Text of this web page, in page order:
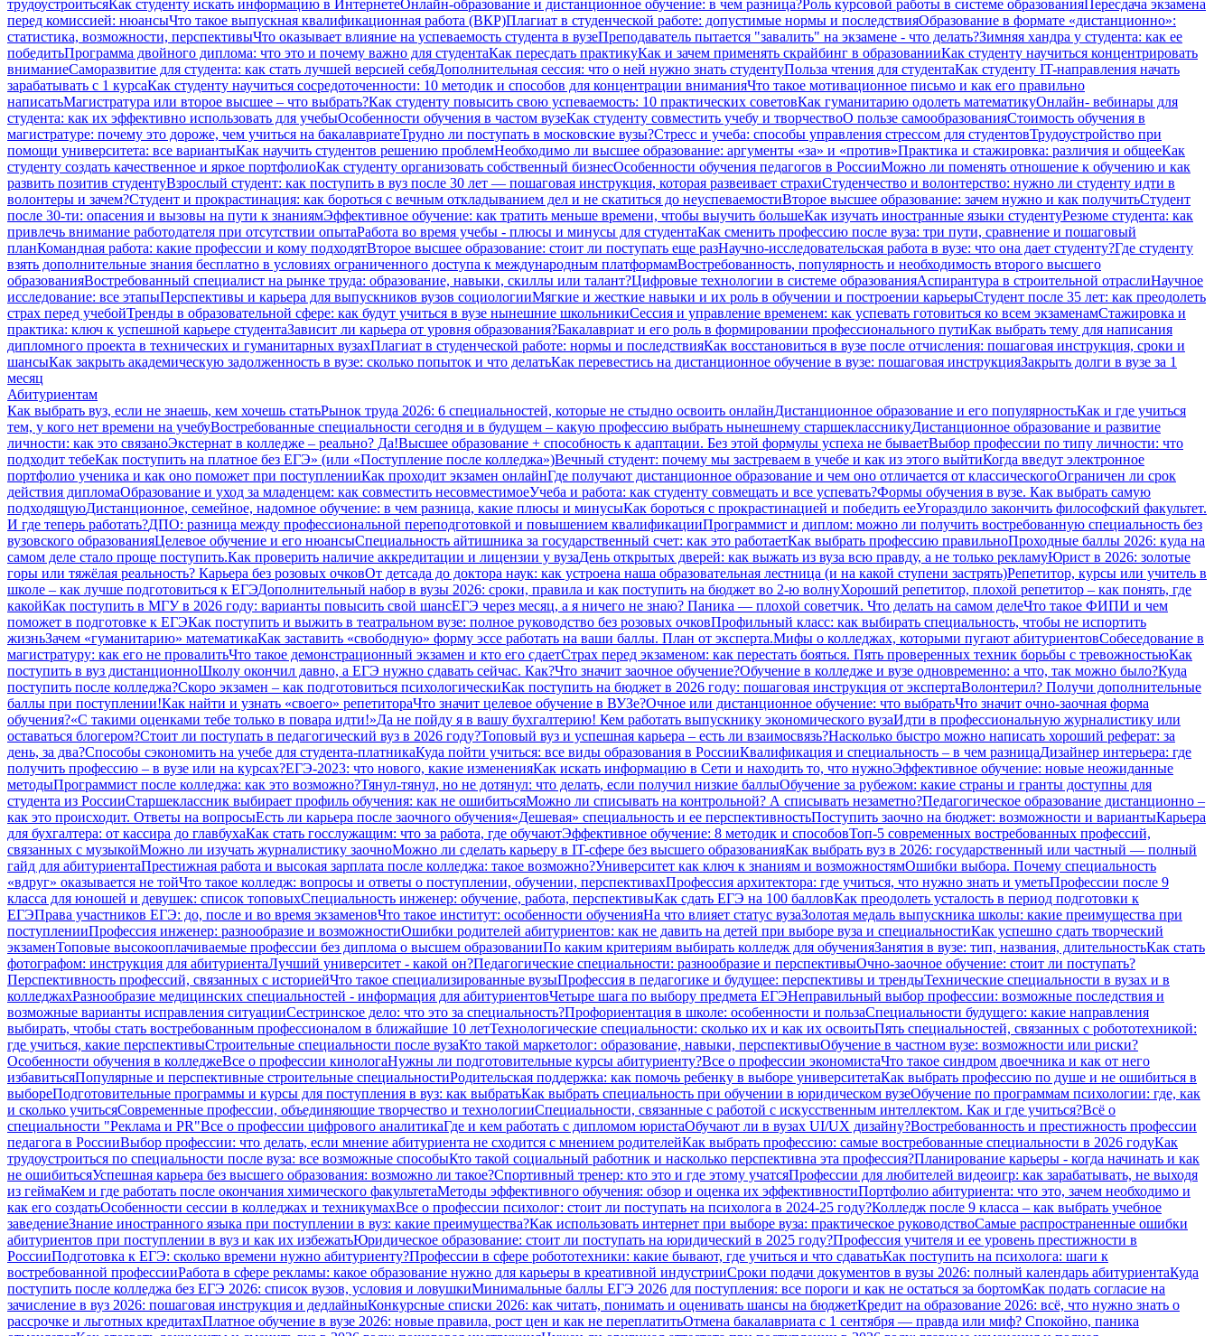
трудоустроитьсяКак студенту искать информацию в ИнтернетеОнлайн-образование и дистанционное обучение: в чем разница?Роль курсовой работы в системе образованияПересдача экзамена
перед комиссией: нюансыЧто такое выпускная квалификационная работа (ВКР)Плагиат в студенческой работе: допустимые нормы и последствияОбразование в формате «дистанционно»:
статистика, возможности, перспективыЧто оказывает влияние на успеваемость студента в вузеПреподаватель пытается "завалить" на экзамене - что делать?Зимняя хандра у студента: как ее
победитьПрограмма двойного диплома: что это и почему важно для студентаКак пересдать практикуКак и зачем применять скрайбинг в образованииКак студенту научиться концентрировать
вниманиеСаморазвитие для студента: как стать лучшей версией себяДополнительная сессия: что о ней нужно знать студентуПольза чтения для студентаКак студенту IT-направления начать
зарабатывать с 1 курсаКак студенту научиться сосредоточенности: 10 методик и способов для концентрации вниманияЧто такое мотивационное письмо и как его правильно
написатьМагистратура или второе высшее – что выбрать?Как студенту повысить свою успеваемость: 10 практических советовКак гуманитарию одолеть математикуОнлайн- вебинары для
студента: как их эффективно использовать для учебыОсобенности обучения в частом вузеКак студенту совместить учебу и творчествоО пользе самообразованияСтоимость обучения в
магистратуре: почему это дороже, чем учиться на бакалавриатеТрудно ли поступать в московские вузы?Стресс и учеба: способы управления стрессом для студентовТрудоустройство при
помощи университета: все вариантыКак научить студентов решению проблемНеобходимо ли высшее образование: аргументы «за» и «против»Практика и стажировка: различия и общееКак
студенту создать качественное и яркое портфолиоКак студенту организовать собственный бизнесОсобенности обучения педагогов в РоссииМожно ли поменять отношение к обучению и как
развить позитив студентуВзрослый студент: как поступить в вуз после 30 лет — пошаговая инструкция, которая развеивает страхиСтуденчество и волонтерство: нужно ли cтуденту идти в
волонтеры и зачем?Студент и прокрастинация: как бороться с вечным откладыванием дел и не скатиться до неуспеваемостиВторое высшее образование: зачем нужно и как получитьСтудент
после 30-ти: опасения и вызовы на пути к знаниямЭффективное обучение: как тратить меньше времени, чтобы выучить большеКак изучать иностранные языки студентуРезюме студента: как
привлечь внимание работодателя при отсутствии опытаРабота во время учебы - плюсы и минусы для студентаКак сменить профессию после вуза: три пути, сравнение и пошаговый
планКомандная работа: какие профессии и кому подходятВторое высшее образование: стоит ли поступать еще разНаучно-исследовательская работа в вузе: что она дает студенту?Где студенту
взять дополнительные знания бесплатно в условиях ограниченного доступа к международным платформамВостребованность, популярность и необходимость второго высшего
образованияВостребованный специалист на рынке труда: образование, навыки, скиллы или талант?Цифровые технологии в системе образованияАспирантура в строительной отраслиНаучное
исследование: все этапыПерспективы и карьера для выпускников вузов социологииМягкие и жесткие навыки и их роль в обучении и построении карьерыСтудент после 35 лет: как преодолеть
страх перед учебойТренды в образовательной сфере: как будут учиться в вузе нынешние школьникиСессия и управление временем: как успевать готовиться ко всем экзаменамСтажировка и
практика: ключ к успешной карьере студентаЗависит ли карьера от уровня образования?Бакалавриат и его роль в формировании профессионального путиКак выбрать тему для написания
дипломного проекта в технических и гуманитарных вузахПлагиат в студенческой работе: нормы и последствияКак восстановиться в вузе после отчисления: пошаговая инструкция, сроки и
шансыКак закрыть академическую задолженность в вузе: сколько попыток и что делатьКак перевестись на дистанционное обучение в вузе: пошаговая инструкцияЗакрыть долги в вузе за 1
месяц
Абитуриентам
Как выбрать вуз, если не знаешь, кем хочешь статьРынок труда 2026: 6 специальностей, которые не стыдно освоить онлайнДистанционное образование и его популярностьКак и где учиться
тем, у кого нет времени на учебуВостребованные специальности сегодня и в будущем – какую профессию выбрать нынешнему старшеклассникуДистанционное образование и развитие
личности: как это связаноЭкстернат в колледже – реально? Да!Высшее образование + способность к адаптации. Без этой формулы успеха не бываетВыбор профессии по типу личности: что
подходит тебеКак поступить на платное без ЕГЭ» (или «Поступление после колледжа»)Вечный студент: почему мы застреваем в учебе и как из этого выйтиКогда введут электронное
портфолио ученика и как оно поможет при поступленииКак проходит экзамен онлайнГде получают дистанционное образование и чем оно отличается от классическогоОграничен ли срок
действия дипломаОбразование и уход за младенцем: как совместить несовместимоеУчеба и работа: как студенту совмещать и все успевать?Формы обучения в вузе. Как выбрать самую
подходящуюДистанционное, семейное, надомное обучение: в чем разница, какие плюсы и минусыКак бороться с прокрастинацией и победить ееУгораздило закончить философский факультет.
И где теперь работать?ДПО: разница между профессиональной переподготовкой и повышением квалификацииПрограммист и диплом: можно ли получить востребованную специальность без
вузовского образованияЦелевое обучение и его нюансыСпециальность айтишника за государственный счет: как это работаетКак выбрать профессию правильноПроходные баллы 2026: куда на
самом деле стало проще поступить.Как проверить наличие аккредитации и лицензии у вузаДень открытых дверей: как выжать из вуза всю правду, а не только рекламуЮрист в 2026: золотые
горы или тяжёлая реальность? Карьера без розовых очковОт детсада до доктора наук: как устроена наша образовательная лестница (и на какой ступени застрять)Репетитор, курсы или учитель в
школе – как лучше подготовиться к ЕГЭДополнительный набор в вузы 2026: сроки, правила и как поступить на бюджет во 2‑ю волнуХороший репетитор, плохой репетитор – как понять, где
какойКак поступить в МГУ в 2026 году: варианты повысить свой шансЕГЭ через месяц, а я ничего не знаю? Паника — плохой советчик. Что делать на самом делеЧто такое ФИПИ и чем
поможет в подготовке к ЕГЭКак поступить и выжить в театральном вузе: полное руководство без розовых очковПрофильный класс: как выбирать специальность, чтобы не испортить
жизньЗачем «гуманитарию» математикаКак заставить «свободную» форму эссе работать на ваши баллы. План от эксперта.Мифы о колледжах, которыми пугают абитуриентовСобеседование в
магистратуру: как его не провалитьЧто такое демонстрационный экзамен и кто его сдаетСтрах перед экзаменом: как перестать бояться. Пять проверенных техник борьбы с тревожностьюКак
поступить в вуз дистанционноШколу окончил давно, а ЕГЭ нужно сдавать сейчас. Как?Что значит заочное обучение?Обучение в колледже и вузе одновременно: а что, так можно было?Куда
поступить после колледжа?Скоро экзамен – как подготовиться психологическиКак поступить на бюджет в 2026 году: пошаговая инструкция от экспертаВолонтерил? Получи дополнительные
баллы при поступлении!Как найти и узнать «своего» репетитораЧто значит целевое обучение в ВУЗе?Очное или дистанционное обучение: что выбратьЧто значит очно-заочная форма
обучения?«С такими оценками тебе только в повара идти!»Да не пойду я в вашу бухгалтерию! Кем работать выпускнику экономического вузаИдти в профессиональную журналистику или
оставаться блогером?Стоит ли поступать в педагогический вуз в 2026 году?Топовый вуз и успешная карьера – есть ли взаимосвязь?Насколько быстро можно написать хороший реферат: за
день, за два?Способы сэкономить на учебе для студента-платникаКуда пойти учиться: все виды образования в РоссииКвалификация и специальность – в чем разницаДизайнер интерьера: где
получить профессию – в вузе или на курсах?ЕГЭ-2023: что нового, какие измененияКак искать информацию в Сети и находить то, что нужноЭффективное обучение: новые неожиданные
методыПрограммист после колледжа: как это возможно?Тянул-тянул, но не дотянул: что делать, если получил низкие баллыОбучение за рубежом: какие страны и гранты доступны для
студента из РоссииСтаршеклассник выбирает профиль обучения: как не ошибитьсяМожно ли списывать на контрольной? А списывать незаметно?Педагогическое образование дистанционно –
как это происходит. Ответы на вопросыЕсть ли карьера после заочного обучения«Дешевая» специальность и ее перспективностьПоступить заочно на бюджет: возможности и вариантыКарьера
для бухгалтера: от кассира до главбухаКак стать госслужащим: что за работа, где обучаютЭффективное обучение: 8 методик и способовТоп-5 современных востребованных профессий,
связанных с музыкойМожно ли изучать журналистику заочноМожно ли сделать карьеру в IT-сфере без высшего образованияКак выбрать вуз в 2026: государственный или частный — полный
гайд для абитуриентаПрестижная работа и высокая зарплата после колледжа: такое возможно?Университет как ключ к знаниям и возможностямОшибки выбора. Почему специальность
«вдруг» оказывается не тойЧто такое колледж: вопросы и ответы о поступлении, обучении, перспективахПрофессия архитектора: где учиться, что нужно знать и уметьПрофессии после 9
класса для юношей и девушек: список топовыхСпециальность инженер: обучение, работа, перспективыКак сдать ЕГЭ на 100 балловКак преодолеть усталость в период подготовки к
ЕГЭПрава участников ЕГЭ: до, после и во время экзаменовЧто такое институт: особенности обученияНа что влияет статус вузаЗолотая медаль выпускника школы: какие преимущества при
поступленииПрофессия инженер: разнообразие и возможностиОшибки родителей абитуриентов: как не давить на детей при выборе вуза и специальностиКак успешно сдать творческий
экзаменТоповые высокооплачиваемые профессии без диплома о высшем образованииПо каким критериям выбирать колледж для обученияЗанятия в вузе: тип, названия, длительностьКак стать
фотографом: инструкция для абитуриентаЛучший университет - какой он?Педагогические специальности: разнообразие и перспективыОчно-заочное обучение: стоит ли поступать?
Перспективность профессий, связанных с историейЧто такое специализированные вузыПрофессия в педагогике и будущее: перспективы и трендыТехнические специальности в вузах и в
колледжахРазнообразие медицинских специальностей - информация для абитуриентовЧетыре шага по выбору предмета ЕГЭНеправильный выбор профессии: возможные последствия и
возможные варианты исправления ситуацииСестринское дело: что это за специальность?Профориентация в школе: особенности и пользаСпециальности будущего: какие направления
выбирать, чтобы стать востребованным профессионалом в ближайшие 10 летТехнологические специальности: сколько их и как их освоитьПять специальностей, связанных с робототехникой:
где учиться, какие перспективыСтроительные специальности после вузаКто такой маркетолог: образование, навыки, перспективыОбучение в частном вузе: возможности или риски?
Особенности обучения в колледжеВсе о профессии кинологаНужны ли подготовительные курсы абитуриенту?Все о профессии экономистаЧто такое синдром двоечника и как от него
избавитьсяПопулярные и перспективные строительные специальностиРодительская поддержка: как помочь ребенку в выборе университетаКак выбрать профессию по душе и не ошибиться в
выбореПодготовительные программы и курсы для поступления в вуз: как выбратьКак выбрать специальность при обучении в юридическом вузеОбучение по программам психологии: где, как
и сколько учитьсяСовременные профессии, объединяющие творчество и технологииСпециальности, связанные с работой с искусственным интеллектом. Как и где учиться?Всё о
специальности "Реклама и PR"Все о профессии цифрового аналитикаГде и кем работать с дипломом юристаОбучают ли в вузах UI/UX дизайну?Востребованность и престижность профессии
педагога в РоссииВыбор профессии: что делать, если мнение абитуриента не сходится с мнением родителейКак выбрать профессию: самые востребованные специальности в 2026 годуКак
трудоустроиться по специальности после вуза: все возможные способыКто такой социальный работник и насколько перспективна эта профессия?Планирование карьеры - когда начинать и как
не ошибитьсяУспешная карьера без высшего образования: возможно ли такое?Спортивный тренер: кто это и где этому учатсяПрофессии для любителей видеоигр: как зарабатывать, не выходя
из геймаКем и где работать после окончания химического факультетаМетоды эффективного обучения: обзор и оценка их эффективностиПортфолио абитуриента: что это, зачем необходимо и
как его создатьОсобенности сессии в колледжах и техникумахВсе о профессии психолог: стоит ли поступать на психолога в 2024-25 году?Колледж после 9 класса – как выбрать учебное
заведениеЗнание иностранного языка при поступлении в вуз: какие преимущества?Как использовать интернет при выборе вуза: практическое руководствоСамые распространенные ошибки
абитуриентов при поступлении в вуз и как их избежатьЮридическое образование: стоит ли поступать на юридический в 2025 году?Профессия учителя и ее уровень престижности в
РоссииПодготовка к ЕГЭ: сколько времени нужно абитуриенту?Профессии в сфере робототехники: какие бывают, где учиться и что сдаватьКак поступить на психолога: шаги к
востребованной профессииРабота в сфере рекламы: какое образование нужно для карьеры в креативной индустрииСроки подачи документов в вузы 2026: полный календарь абитуриентаКуда
поступить после колледжа без ЕГЭ 2026: список вузов, условия и ловушкиМинимальные баллы ЕГЭ 2026 для поступления: все пороги и как не остаться за бортомКак подать согласие на
зачисление в вуз 2026: пошаговая инструкция и дедлайныКонкурсные списки 2026: как читать, понимать и оценивать шансы на бюджетКредит на образование 2026: всё, что нужно знать о
рассрочке и льготных кредитахПлатное обучение в вузе 2026: новые правила, рост цен и как не переплатитьОтмена бакалавриата с 1 сентября — правда или миф? Спокойно, паника